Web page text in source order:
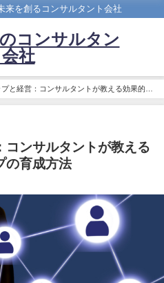
来を創るコンサルタント会社
コンサルタン
会社
と経営：コンサルタントが教える効果的な
コンサルタントが教える
の育成方法